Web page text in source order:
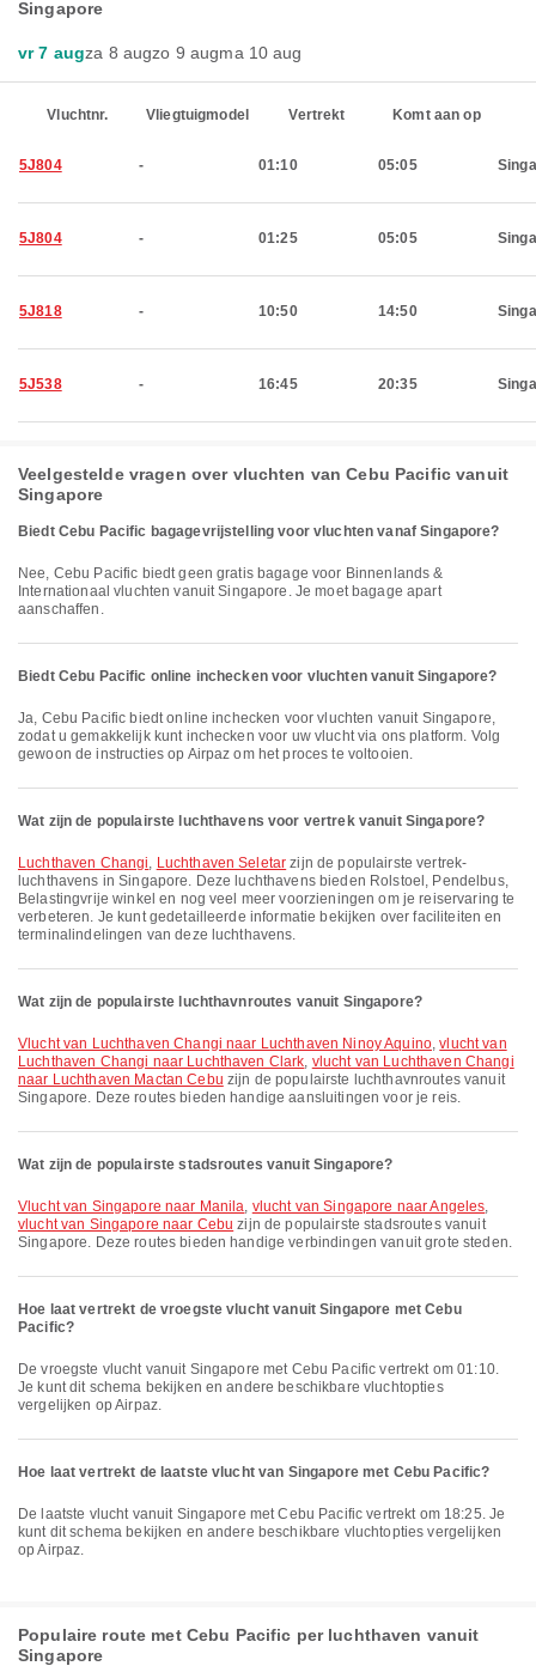
Singapore
vr 7 augza 8 augzo 9 augma 10 aug
Vluchtnr. Vliegtuigmodel Vertrekt Komt aan op
5J804 - 01:10 05:05
5J804 - 01:25 05:05
5J818 - 10:50 14:50
5J538 - 16:45 20:35
Veelgestelde vragen over vluchten van Cebu Pacific vanuit
Singapore
Biedt Cebu Pacific bagagevrijstelling voor vluchten vanaf Singapore?
Nee, Cebu Pacific biedt geen gratis bagage voor Binnenlands &
Internationaal vluchten vanuit Singapore. Je moet bagage apart
aanschaffen.
Biedt Cebu Pacific online inchecken voor vluchten vanuit Singapore?
Ja, Cebu Pacific biedt online inchecken voor vluchten vanuit Singapore,
zodat u gemakkelijk kunt inchecken voor uw vlucht via ons platform. Volg
gewoon de instructies op Airpaz om het proces te voltooien.
Wat zijn de populairste luchthavens voor vertrek vanuit Singapore?
Luchthaven Changi, Luchthaven Seletar zijn de populairste vertrek-
luchthavens in Singapore. Deze luchthavens bieden Rolstoel, Pendelbus,
Belastingvrije winkel en nog veel meer voorzieningen om je reiservaring te
verbeteren. Je kunt gedetailleerde informatie bekijken over faciliteiten en
terminalindelingen van deze luchthavens.
Wat zijn de populairste luchthavnroutes vanuit Singapore?
vlucht van Luchthaven Changi naar Luchthaven Ninoy Aquino,vlucht van
Luchthaven Changi naar Luchthaven Clark, vlucht van Luchthaven Changi
naar Luchthaven Mactan Cebu zijn de populairste luchthavnroutes vanuit
Singapore. Deze routes bieden handige aansluitingen voor je reis.
Wat zijn de populairste stadsroutes vanuit Singapore?
vlucht van Singapore naar Manila, vlucht van Singapore naar Angeles,
vlucht van Singapore naar Cebu zijn de populairste stadsroutes vanuit
Singapore. Deze routes bieden handige verbindingen vanuit grote steden.
Hoe laat vertrekt de vroegste vlucht vanuit Singapore met Cebu
Pacific?
De vroegste vlucht vanuit Singapore met Cebu Pacific vertrekt om 01:10.
Je kunt dit schema bekijken en andere beschikbare vluchtopties
vergelijken op Airpaz.
Hoe laat vertrekt de laatste vlucht van Singapore met Cebu Pacific?
De laatste vlucht vanuit Singapore met Cebu Pacific vertrekt om 18:25. Je
kunt dit schema bekijken en andere beschikbare vluchtopties vergelijken
op Airpaz.
Populaire route met Cebu Pacific per luchthaven vanuit
Singapore